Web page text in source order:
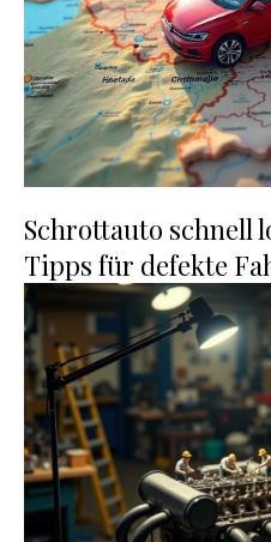
Schrottauto schnell
Tipps für defekte